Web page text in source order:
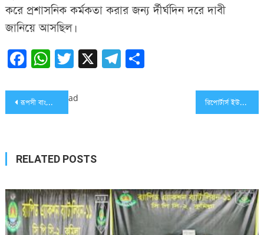
করে প্রশাসনিক কর্মকতা করার জন্য র্দীর্ঘদিন দরে দাবী
জানিয়ে আসছিল।
Facebook
WhatsApp
Twitter
X Telegram
Share
Post
রূপসী বাংলা কলেজের বার্ষিক ক্রীড়া প্রতিযোগিতা ও পুরস্কার বিতরণী রিপোর্টার্স ইউনিটির সভাপতির পদত্যাগ
ad
RELATED POSTS